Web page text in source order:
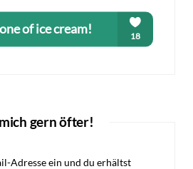
gern öfter!
Adresse ein und du erhältst